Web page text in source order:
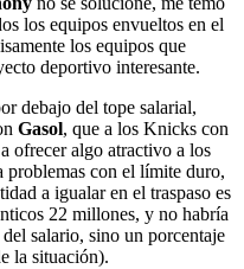
los equipos envueltos en el
los equipos que
deportivo interesante.
debajo del tope salarial,
Gasol, que a los Knicks con
ofrecer algo atractivo a los
con el límite duro,
a igualar en el traspaso es
22 millones, y no habría
salario, sino un porcentaje
la situación).